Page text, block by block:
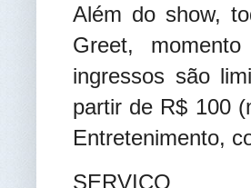
Além do show,
Greet,
ingressos são
partir de R$ 100
Entretenimento,
SERVIÇO